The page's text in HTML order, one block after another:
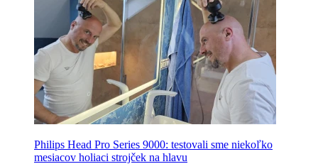
Philips Head Pro Series 9000: testovali sme niekoľko
mesiacov holiaci strojček na hlavu